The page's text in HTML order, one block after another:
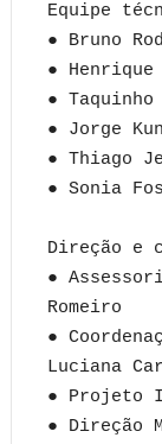
Equipe
● Bruno
●
●
● Jorge
● Thiago
● Sonia
Direção e
●
Romeiro
●
Luciana
● Projeto
● Direção